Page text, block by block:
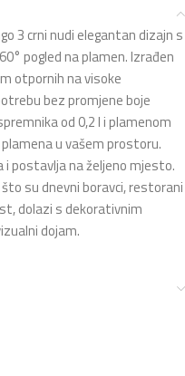
3 crni nudi elegantan dizajn s
pogled na plamen. Izrađen
otpornih na visoke
bez promjene boje
od 0,2 l i plamenom
u vašem prostoru.
i postavlja na željeno mjesto.
su dnevni boravci, restorani
dolazi s dekorativnim
dojam.